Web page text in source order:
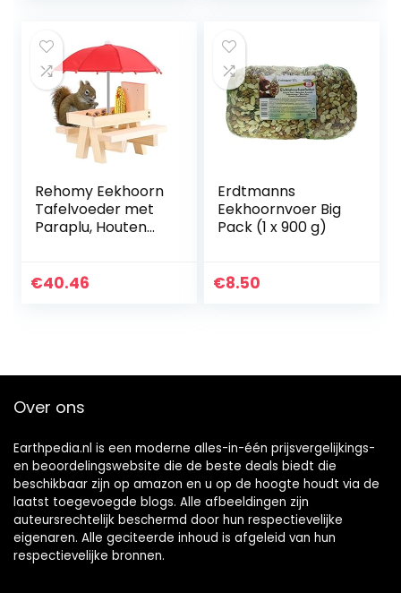
Rehomy Eekhoorn
Tafelvoeder met
Paraplu, Houten
Maïs Cob Houder
€40.46
Erdtmanns
Eekhoornvoer Big
Pack (1 x 900 g)
€8.50
Over ons
Earthpedia.nl is een moderne alles-in-één prijsvergelijkings-
en beoordelingswebsite die de beste deals biedt die
beschikbaar zijn op amazon en u op de hoogte houdt via de
laatst toegevoegde blogs. Alle afbeeldingen zijn
auteursrechtelijk beschermd door hun respectievelijke
eigenaren. Alle geciteerde inhoud is afgeleid van hun
respectievelijke bronnen.